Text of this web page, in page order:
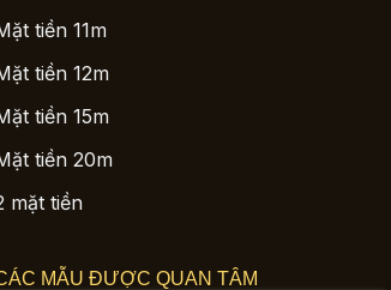
tiền 11m
tiền 12m
tiền 15m
tiền 20m
mặt tiền
MẪU ĐƯỢC QUAN TÂM